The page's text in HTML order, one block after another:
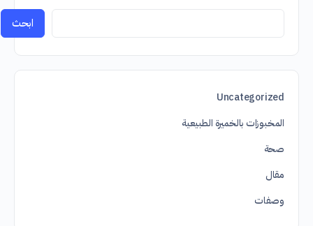
ابحث
Uncategorized
المخبوزات بالخميرة الطبيعية
صحة
مقال
وصفات